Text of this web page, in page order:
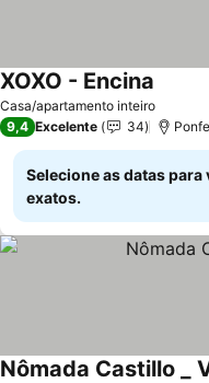
Casa/apartamento inteiro
XOXO - Encina
9,4 Excelente 34
Selecione as datas para
exatos.
Nômada Castillo _